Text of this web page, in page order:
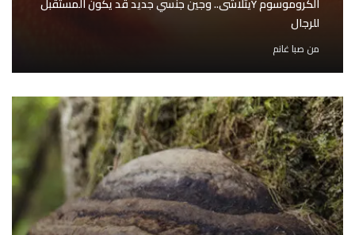
الكروموسوم Yيتلاشى.. وجين جنسي جديد قد يكون المستقبل
للرجال
من صبا غانم